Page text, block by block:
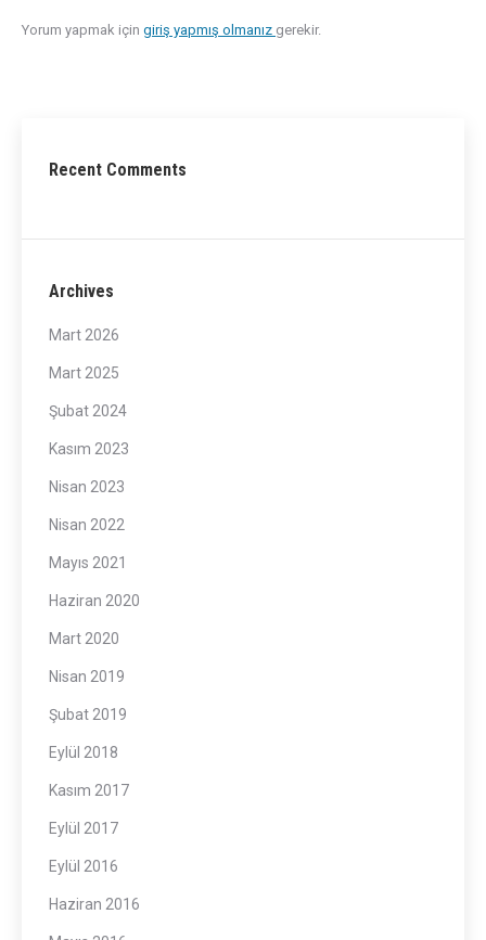
Yorum yapmak için giriş yapmış olmanız gerekir.
Recent Comments
Archives
Mart 2026
Mart 2025
Şubat 2024
Kasım 2023
Nisan 2023
Nisan 2022
Mayıs 2021
Haziran 2020
Mart 2020
Nisan 2019
Şubat 2019
Eylül 2018
Kasım 2017
Eylül 2017
Eylül 2016
Haziran 2016